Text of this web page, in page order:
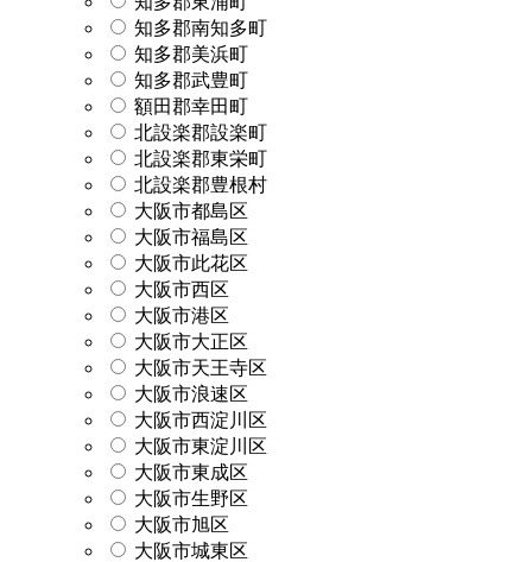
知多郡南知多町
知多郡美浜町
知多郡武豊町
額田郡幸田町
北設楽郡設楽町
北設楽郡東栄町
北設楽郡豊根村
大阪市都島区
大阪市福島区
大阪市此花区
大阪市西区
大阪市港区
大阪市大正区
大阪市天王寺区
大阪市浪速区
大阪市西淀川区
大阪市東淀川区
大阪市東成区
大阪市生野区
大阪市旭区
大阪市城東区